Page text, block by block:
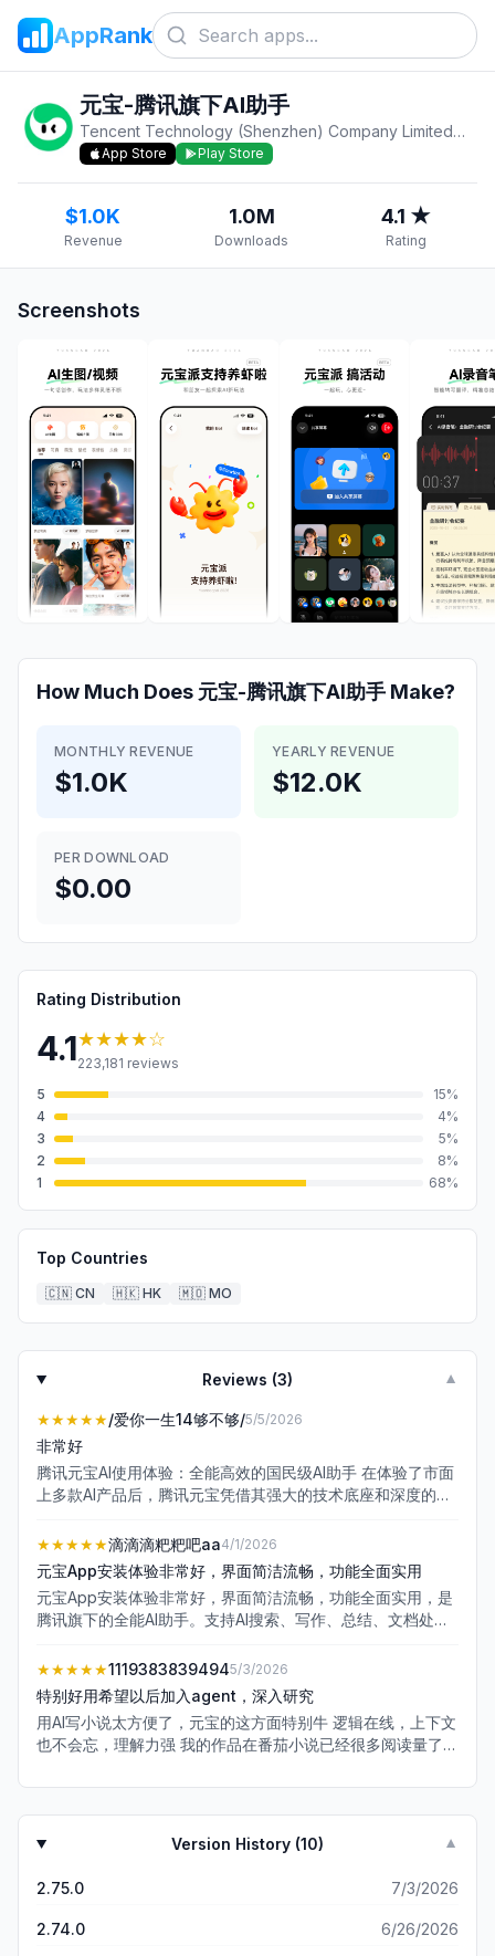
AppRank
元宝-腾讯旗下AI助手
Tencent Technology (Shenzhen) Company Limitedv
App Store Play Store
$1.0K
Revenue
1.0M
Downloads
4.1 ★
Rating
Screenshots
How Much Does 元宝-腾讯旗下AI助手 Make?
MONTHLY REVENUE
$1.0K
YEARLY REVENUE
$12.0K
PER DOWNLOAD
$0.00
Rating Distribution
4.1★★★★☆
223,181 reviews
5
15%
4
4%
3
5%
2
8%
1
68%
Top Countries
🇨🇳 CN 🇭🇰 HK 🇲🇴 MO
Reviews (3) ▼
★★★★★/爱你一生14够不够/5/5/2026
非常好
腾讯元宝AI使用体验：全能高效的国民级AI助手 在体验了市面
上多款AI产品后，腾讯元宝凭借其强大的技术底座和深度的生
能全面，更在细节体验上做到了无可替代。 ** 双模型驱动，
快慢兼备** 元宝最大的亮点在于搭载了腾讯混元与
DeepSeek两大顶尖模型，并能自由切换。无论是需要深度思
考、逻辑严密的报告撰写，还是追求极速响应的日常问答与代
码编写，它都能精准适配，告别了单一模型的性能局限，响应
源加持** 作为腾讯嫡系，元宝拥有其他AI无法比拟的生态壁
垒。它能直接搜索并读取微信公众号、视频号的独家优质内
容，信息获取更全、更准。日常查资料、读文章无需跳转
App，甚至能将生成的内容一键导出至腾讯文档，真正实现了
数限制，界面简洁无广告干扰，实用又亲民。 总结 腾讯元宝
力，成为了2026年最务实、最好用的AI工具。如果你追求极致
★★★★★滴滴滴粑粑吧aa4/1/2026
元宝App安装体验非常好，界面简洁流畅，功能全面实用
元宝App安装体验非常好，界面简洁流畅，功能全面实用，是
腾讯旗下的全能AI助手。支持AI搜索、写作、总结、文档处
盖公众号、视频号等优质信源，信息准确全面。AI录音笔转写
不限时，文档精读高效，学习办公都很省心。语音识别准确，
反应迅速，回答专业克制，不输出多余价值观。整体运行稳
定，无广告干扰，使用体验舒适。作为日常效率工具，功能丰
富、操作简单，值得推荐给需要AI辅助的用户。
★★★★★11193838394945/3/2026
特别好用希望以后加入agent，深入研究
用AI写小说太方便了，元宝的这方面特别牛 逻辑在线，上下文
也不会忘，理解力强 我的作品在番茄小说已经很多阅读量了
的 这样做市场调研报告再传到元宝派里简直不要太方便 我们
是用千问 所以我希望元宝也更新这个功能 这样更方便了
Version History (10) ▼
2.75.0 7/3/2026
2.74.0 6/26/2026